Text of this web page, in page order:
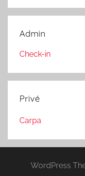
:
Admin
Check-in
Privé
Carpa
WordPress